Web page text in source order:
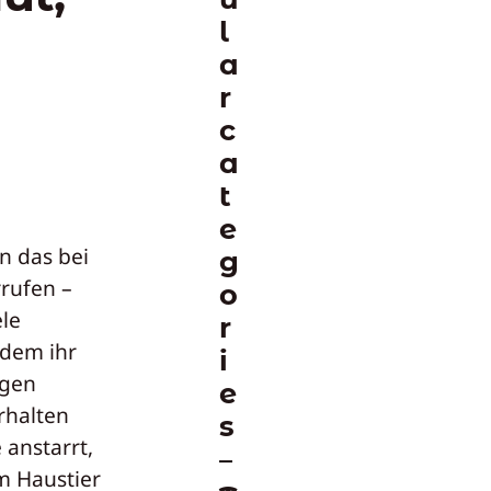
das bei
–
ihr
anstarrt,
Haustier
l
a
r
c
a
t
e
g
o
r
i
e
s